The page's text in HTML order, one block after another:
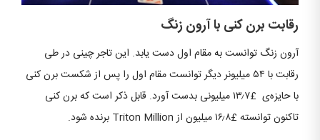
رقابت برن کنی با آرون زنگ
آرون زنگ توانست به مقام اول دست یابد. این تاجر چینی در طی
رقابت با ۵۴ میلیونر دیگر توانست مقام اول را پس از شکست برن کنی
با حایزه‌ی £۱۳٫۷ میلیونی بدست آورد. قابل ذکر است که برن کنی
تاکنون توانسته £۱۶٫۸ میلیون از Triton Million برنده شود.